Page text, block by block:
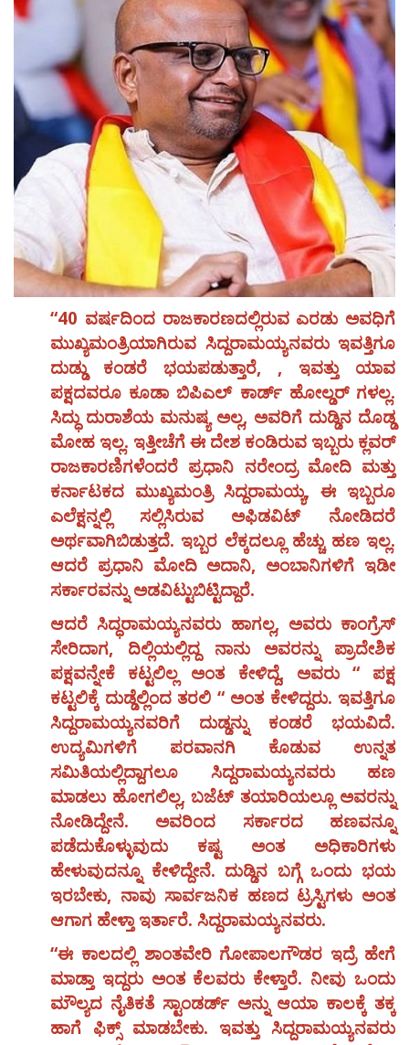
“40 ವರ್ಷದಿಂದ ರಾಜಕಾರಣದಲ್ಲಿರುವ ಎರಡು ಅವಧಿಗೆ
ಮುಖ್ಯಮಂತ್ರಿಯಾಗಿರುವ ಸಿದ್ದರಾಮಯ್ಯನವರು ಇವತ್ತಿಗೂ
ದುಡ್ಡು ಕಂಡರೆ ಭಯಪಡುತ್ತಾರೆ, , ಇವತ್ತು ಯಾವ
ಪಕ್ಷದವರೂ ಕೂಡಾ ಬಿಪಿಎಲ್ ಕಾರ್ಡ್ ಹೋಲ್ಡರ್ ಗಳಲ್ಲ.
ಸಿದ್ಧು ದುರಾಶೆಯ ಮನುಷ್ಯ ಅಲ್ಲ, ಅವರಿಗೆ ದುಡ್ಡಿನ ದೊಡ್ಡ
ಮೋಹ ಇಲ್ಲ. ಇತ್ತೀಚೆಗೆ ಈ ದೇಶ ಕಂಡಿರುವ ಇಬ್ಬರು ಕ್ಲವರ್
ರಾಜಕಾರಣಿಗಳೆಂದರೆ ಪ್ರಧಾನಿ ನರೇಂದ್ರ ಮೋದಿ ಮತ್ತು
ಕರ್ನಾಟಕದ ಮುಖ್ಯಮಂತ್ರಿ ಸಿದ್ದರಾಮಯ್ಯ, ಈ ಇಬ್ಬರೂ
ಎಲೆಕ್ಷನ್ನಲ್ಲಿ ಸಲ್ಲಿಸಿರುವ ಅಫಿಡವಿಟ್ ನೋಡಿದರೆ
ಅರ್ಥವಾಗಿಬಿಡುತ್ತದೆ. ಇಬ್ಬರ ಲೆಕ್ಕದಲ್ಲೂ ಹೆಚ್ಚು ಹಣ ಇಲ್ಲ.
ಆದರೆ ಪ್ರಧಾನಿ ಮೋದಿ ಅದಾನಿ, ಅಂಬಾನಿಗಳಿಗೆ ಇಡೀ
ಸರ್ಕಾರವನ್ನು ಅಡವಿಟ್ಟುಬಿಟ್ಟಿದ್ದಾರೆ.
ಆದರೆ ಸಿದ್ಧರಾಮಯ್ಯನವರು ಹಾಗಲ್ಲ, ಅವರು ಕಾಂಗ್ರೆಸ್
ಸೇರಿದಾಗ, ದಿಲ್ಲಿಯಲ್ಲಿದ್ದ ನಾನು ಅವರನ್ನು ಪ್ರಾದೇಶಿಕ
ಪಕ್ಷವನ್ನೇಕೆ ಕಟ್ಟಲಿಲ್ಲ ಅಂತ ಕೇಳಿದ್ದೆ, ಅವರು “ ಪಕ್ಷ
ಕಟ್ಟಲಿಕ್ಕೆ ದುಡ್ಡೆಲ್ಲಿಂದ ತರಲಿ “ ಅಂತ ಕೇಳಿದ್ದರು. ಇವತ್ತಿಗೂ
ಸಿದ್ದರಾಮಯ್ಯನವರಿಗೆ ದುಡ್ಡನ್ನು ಕಂಡರೆ ಭಯವಿದೆ.
ಉದ್ಯಮಿಗಳಿಗೆ ಪರವಾನಗಿ ಕೊಡುವ ಉನ್ನತ
ಸಮಿತಿಯಲ್ಲಿದ್ದಾಗಲೂ ಸಿದ್ದರಾಮಯ್ಯನವರು ಹಣ
ಮಾಡಲು ಹೋಗಲಿಲ್ಲ, ಬಜೆಟ್ ತಯಾರಿಯಲ್ಲೂ ಅವರನ್ನು
ನೋಡಿದ್ದೇನೆ. ಅವರಿಂದ ಸರ್ಕಾರದ ಹಣವನ್ನೂ
ಪಡೆದುಕೊಳ್ಳುವುದು ಕಷ್ಟ ಅಂತ ಅಧಿಕಾರಿಗಳು
ಹೇಳುವುದನ್ನೂ ಕೇಳಿದ್ದೇನೆ. ದುಡ್ಡಿನ ಬಗ್ಗೆ ಒಂದು ಭಯ
ಇರಬೇಕು, ನಾವು ಸಾರ್ವಜನಿಕ ಹಣದ ಟ್ರಸ್ಟಿಗಳು ಅಂತ
ಆಗಾಗ ಹೇಳ್ತಾ ಇರ್ತಾರೆ. ಸಿದ್ದರಾಮಯ್ಯನವರು.
“ಈ ಕಾಲದಲ್ಲಿ ಶಾಂತವೇರಿ ಗೋಪಾಲಗೌಡರ ಇದ್ರೆ ಹೇಗೆ
ಮಾಡ್ತಾ ಇದ್ದರು ಅಂತ ಕೆಲವರು ಕೇಳ್ತಾರೆ. ನೀವು ಒಂದು
ಮೌಲ್ಯದ ನೈತಿಕತೆ ಸ್ಟಾಂಡರ್ಡ್ ಅನ್ನು ಆಯಾ ಕಾಲಕ್ಕೆ ತಕ್ಕ
ಹಾಗೆ ಫಿಕ್ಸ್ ಮಾಡಬೇಕು. ಇವತ್ತು ಸಿದ್ದರಾಮಯ್ಯನವರು